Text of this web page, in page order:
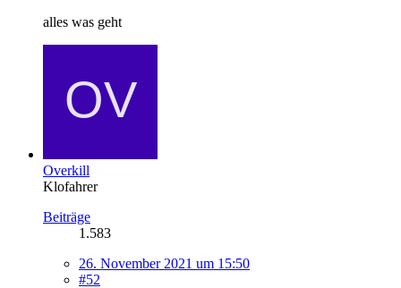
alles was geht
Overkill
Klofahrer
Beiträge
1.583
26. November 2021 um 15:50
#52